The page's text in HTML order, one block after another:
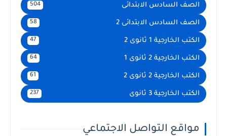
الصف السادس الابتدائى 504
الصف السادس الابتدائى 2 58
الكتب الخارجية 1 ثانوى 2 47
الكتب الخارجية 2 ثانوى 1 64
الكتب الخارجية 2 ثانوى 2 61
الكتب الخارجية 3 ثانوى 237
مواقع التواصل الاجتماعي